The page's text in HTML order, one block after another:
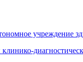
учреждение